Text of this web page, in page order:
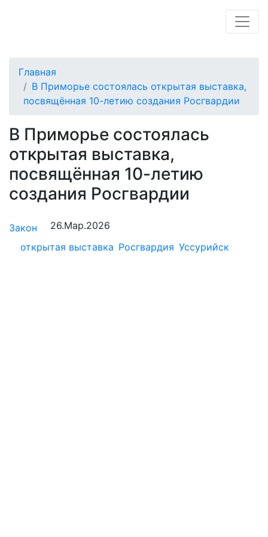
Главная
В Приморье состоялась открытая выставка,
посвящённая 10-летию создания Росгвардии
В Приморье состоялась
открытая выставка,
посвящённая 10-летию
создания Росгвардии
Закон
26.Мар.2026
открытая выставка Росгвардия Уссурийск